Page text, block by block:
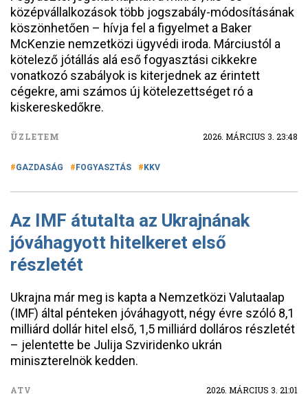
középvállalkozások több jogszabály-módosításának
köszönhetően – hívja fel a figyelmet a Baker
McKenzie nemzetközi ügyvédi iroda. Márciustól a
kötelező jótállás alá eső fogyasztási cikkekre
vonatkozó szabályok is kiterjednek az érintett
cégekre, ami számos új kötelezettséget ró a
kiskereskedőkre.
ÜZLETEM 2026. MÁRCIUS 3. 23:48
GAZDASÁG FOGYASZTÁS KKV
Az IMF átutalta az Ukrajnának
jóváhagyott hitelkeret első
részletét
Ukrajna már meg is kapta a Nemzetközi Valutaalap
(IMF) által pénteken jóváhagyott, négy évre szóló 8,1
milliárd dollár hitel első, 1,5 milliárd dolláros részletét
– jelentette be Julija Szviridenko ukrán
miniszterelnök kedden.
ATV 2026. MÁRCIUS 3. 21:01